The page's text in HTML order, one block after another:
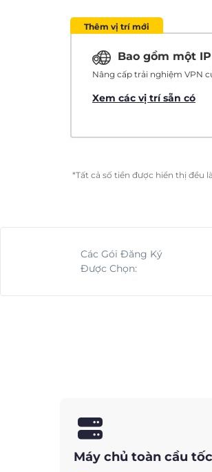
Thêm vị trí mới
Bao gồm một
Nâng cấp trải nghiệm VPN
Xem các vị trí sẵn có
*Tất cả số tiền được hiển thị đều
Các Gói Đăng Ký
Được Chọn:
Máy chủ toàn cầu